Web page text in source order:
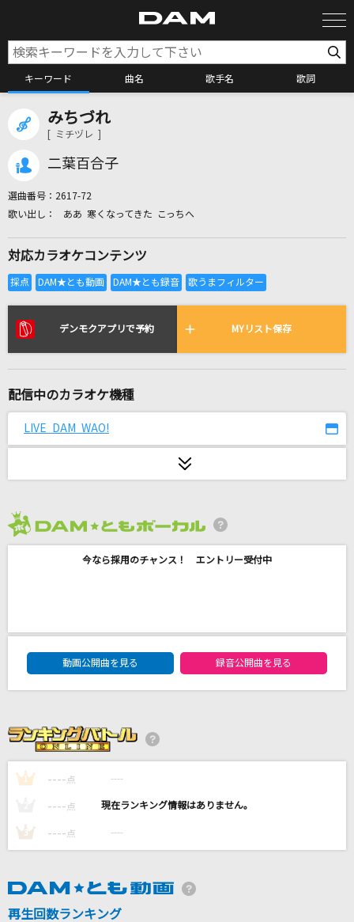
キーワード 曲名 歌手名 歌詞
全国りれき
リアルタイムで歌われている曲の一覧
今では…今なら…今も…-Mixture style-
嗚呼、素晴らしきニャン生
[プロオケ]シングルベッド
アイナ・ジ・エンド
タイプ:ワイルド
ひと夏の長さより…
みちづれ
[ ミチヅレ ]
二葉百合子
選曲番号： 2617-72
ああ 寒くなってきた こっちへ
対応カラオケコンテンツ
デンモクアプリで予約 MYリスト保存
配信中のカラオケ機種
LIVE DAM WAO!
今なら採用のチャンス！ エントリー受付中
DAM★ともボーカルエントリーランキング
動画公開曲を見る
録音公開曲を見る
1 ---- 点 ----
---- 点 ----
3 ---- 点 ----
再生回数ランキング